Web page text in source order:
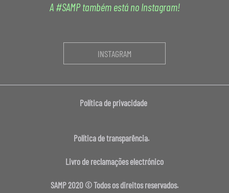
A #SAMP também está no Instagram!
INSTAGRAM
Política de privacidade
Política de transparência.
Livro de reclamações electrónico
SAMP 2020 © Todos os direitos reservados.